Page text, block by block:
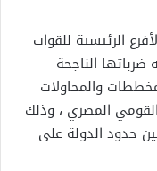
الرئيسية للقوات
الناجحة
والمحاولات
المصري ، وذلك
حدود الدولة على